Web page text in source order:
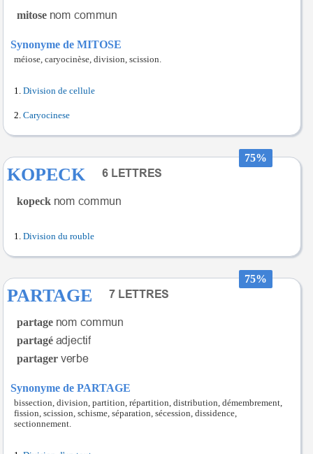
mitose
Synonyme de MITOSE
méiose, caryocinèse, division, scission.
Division de cellule
Caryocinese
75%
KOPECK
kopeck
Division du rouble
75%
PARTAGE
partage
partagé
partager
Synonyme de PARTAGE
bissection, division, partition, répartition, distribution, démembrement,
fission, scission, schisme, séparation, sécession, dissidence,
sectionnement.